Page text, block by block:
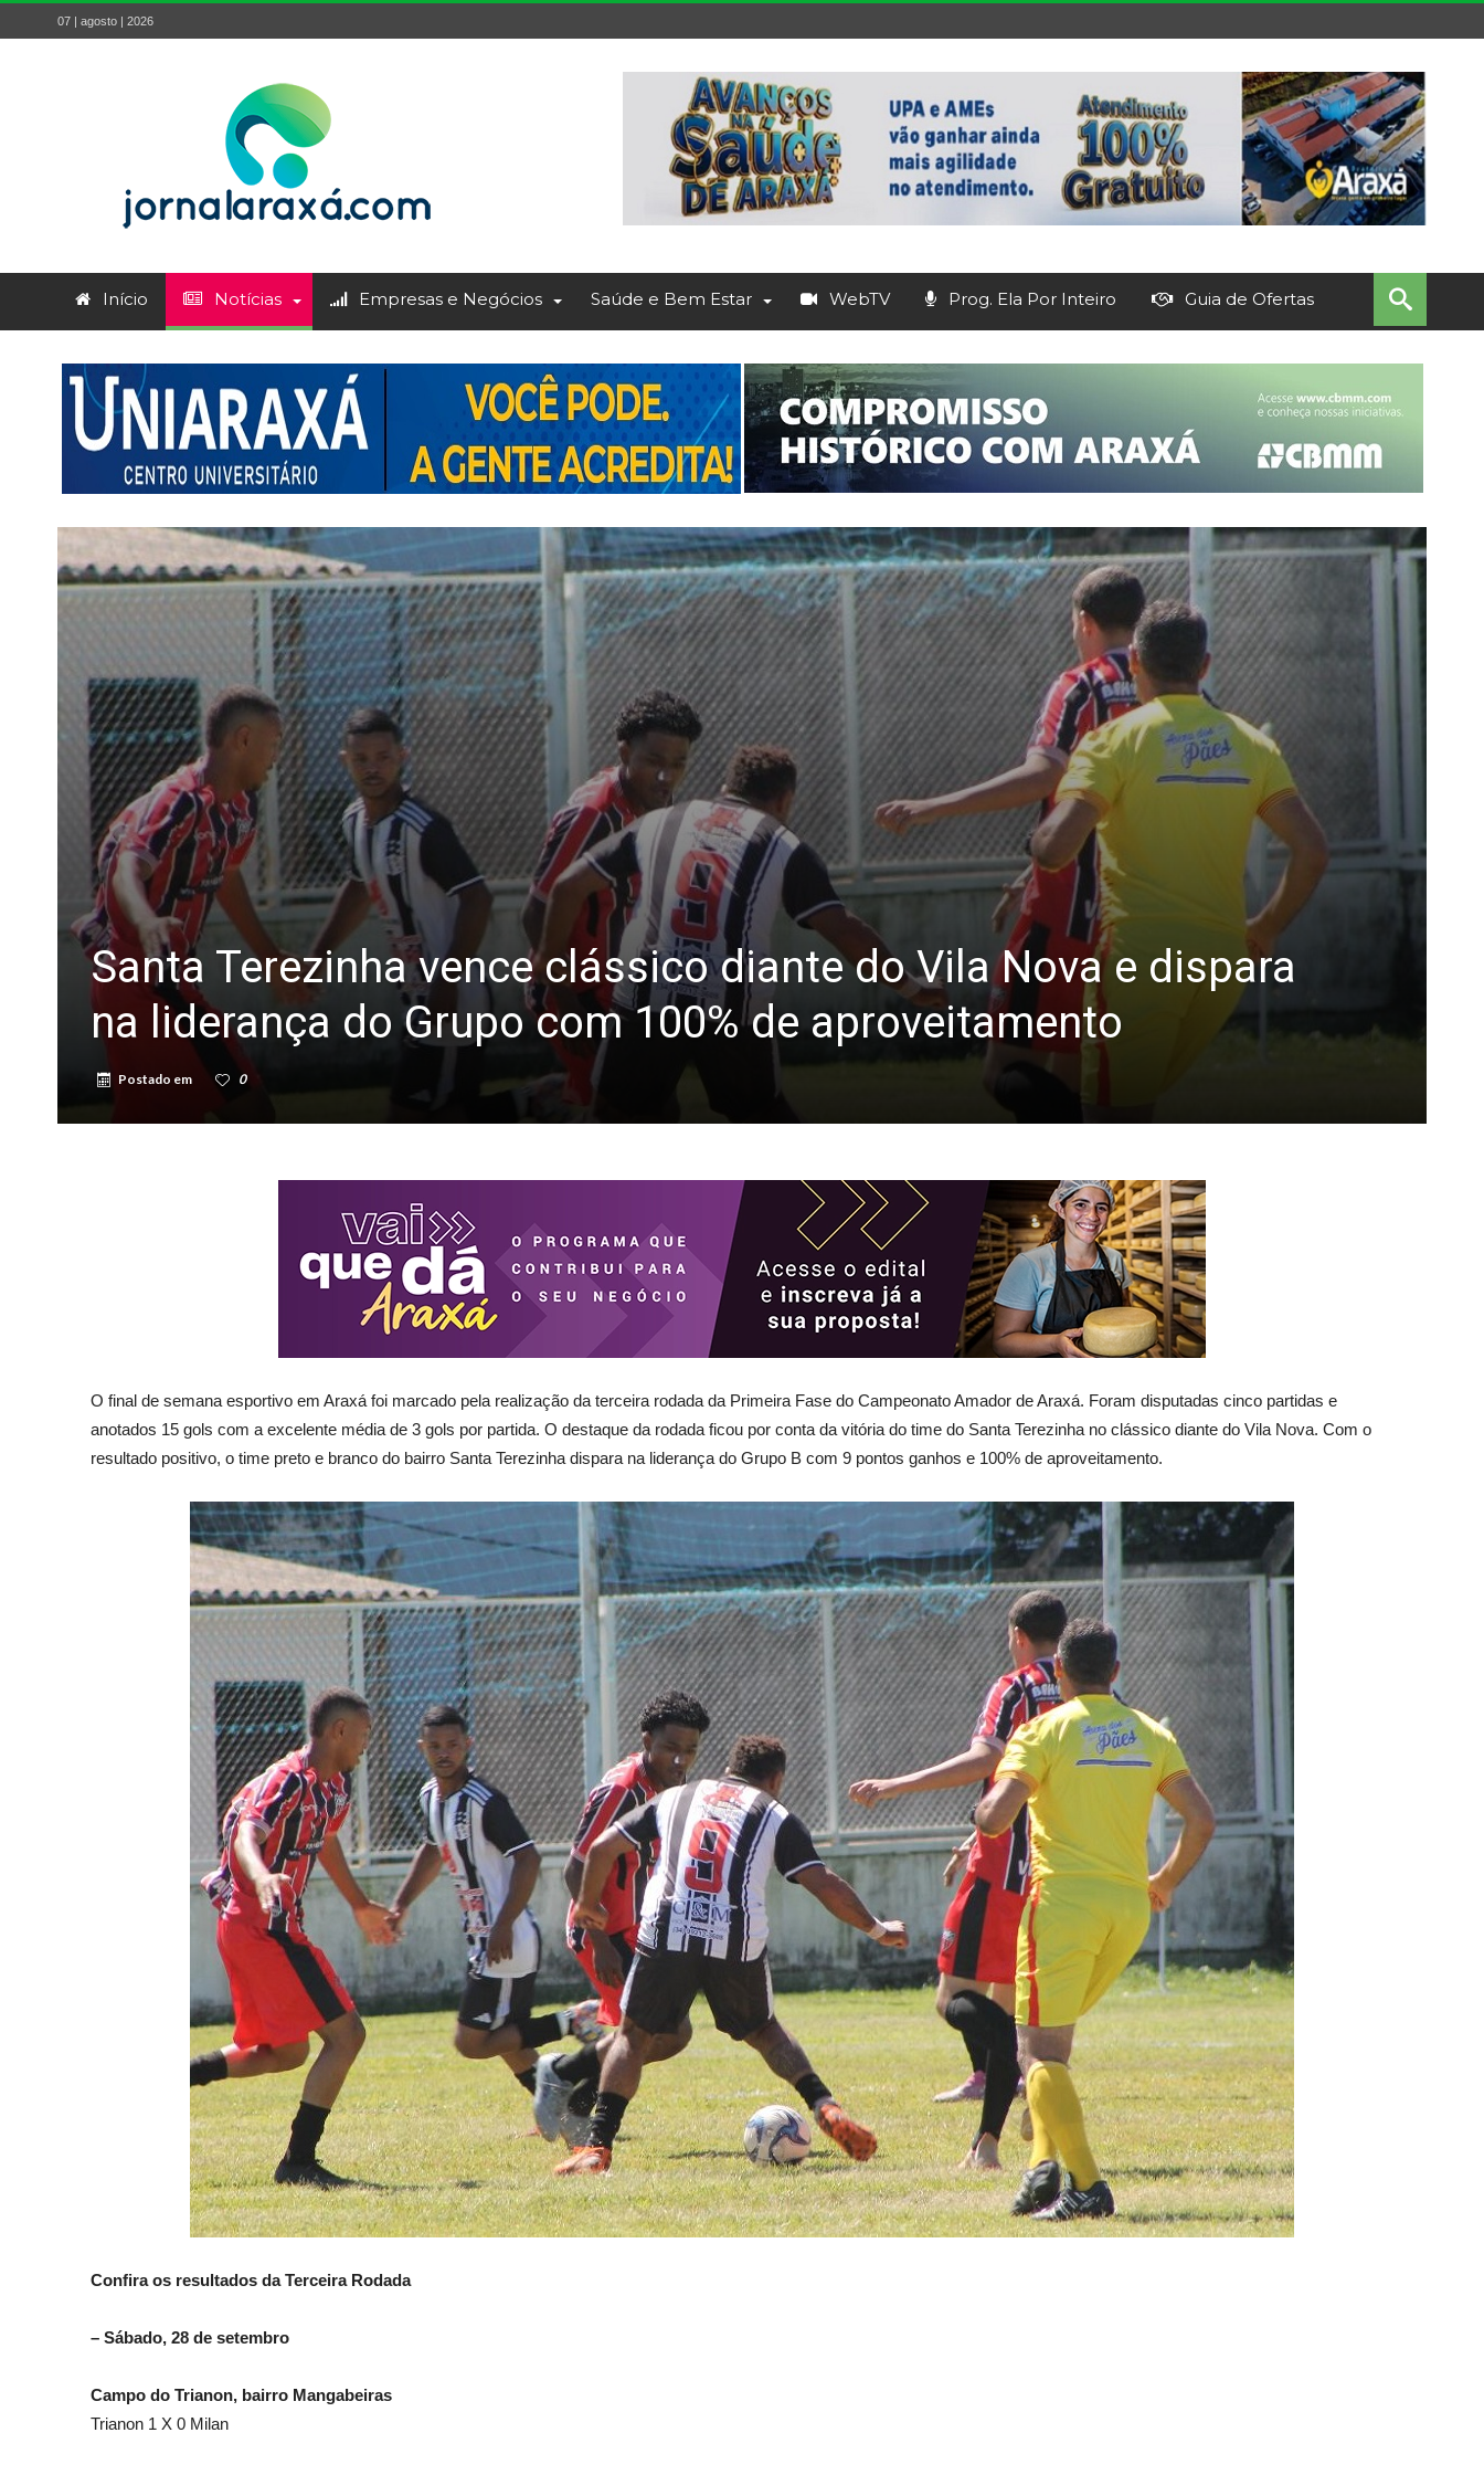
07 | agosto | 2026
Início Notícias Empresas e Negócios Saúde e Bem Estar WebTV Prog. Ela Por Inteiro Guia de Ofertas
Santa Terezinha vence clássico diante do Vila Nova e dispara
na liderança do Grupo com 100% de aproveitamento
Postado em 0
O final de semana esportivo em Araxá foi marcado pela realização da terceira rodada da Primeira Fase do Campeonato Amador de Araxá. Foram disputadas cinco partidas e
anotados 15 gols com a excelente média de 3 gols por partida. O destaque da rodada ficou por conta da vitória do time do Santa Terezinha no clássico diante do Vila Nova. Com o
resultado positivo, o time preto e branco do bairro Santa Terezinha dispara na liderança do Grupo B com 9 pontos ganhos e 100% de aproveitamento.
Confira os resultados da Terceira Rodada
– Sábado, 28 de setembro
Campo do Trianon, bairro Mangabeiras
Trianon 1 X 0 Milan